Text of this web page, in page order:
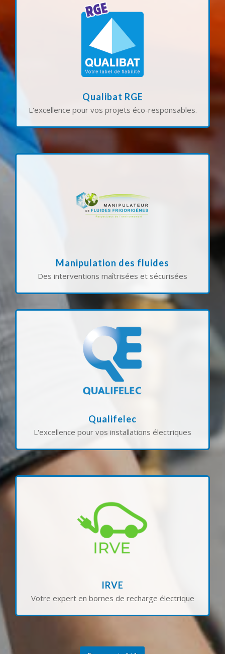
Qualibat RGE
L'excellence pour vos projets éco-responsables.
La certification QUALIBAT RGE (Reconnu Garant
technique dans le bâtiment et notre engagement
pour des solutions durables. Elle vous garantit
des travaux réalisés avec professionnalisme et
vous permet de bénéficier des aides financières
pour vos projets de rénovation énergétique.
Manipulation des fluides
Des interventions maîtrisées et sécurisées
Notre qualification pour la manipulation des
l’entretien et la maintenance de vos équipements
dans le respect des normes environnementales
Qualifelec
L'excellence pour vos installations électriques
expertise dans les travaux d’électricité. Gage de
sécurité et de performance, elle garantit des
installations électriques conformes, fiables et
réalisées selon les normes en vigueur pour tous
vos projets résidentiels, tertiaires ou industriels.
IRVE
Votre expert en bornes de recharge électrique
véhicules électriques. Nous vous accompagnons
dans le choix de solutions adaptées,
performantes et sécurisées, pour particuliers,
entreprises et collectivités.